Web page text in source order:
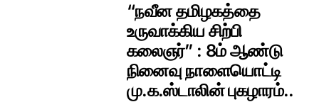
“நவீன தமிழகத்தை
உருவாக்கிய சிற்பி
கலைஞர்” : 8ம் ஆண்டு
நினைவு நாளையொட்டி
மு.க.ஸ்டாலின் புகழாரம்..